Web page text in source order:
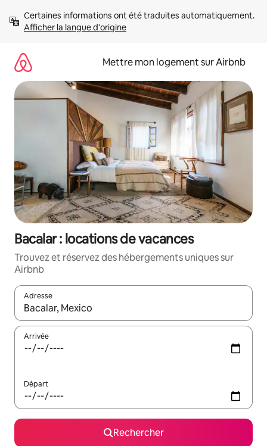
directement
Afficher la langue d'origine
Mettre mon logement sur Airbnb
Bacalar : locations de vacances
Trouvez et réservez des hébergements uniques sur
Airbnb
Adresse
Lorsque les résultats s'affichent, utilisez les flèches vers le
Arrivée
Départ
Rechercher